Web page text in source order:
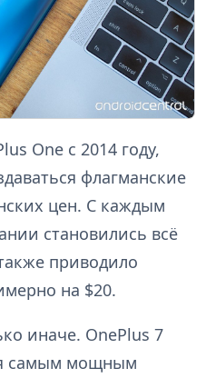
One с 2014 году,
флагманские
цен. С каждым
становились всё
приводило
на $20.
иначе. OnePlus 7
самым мощным